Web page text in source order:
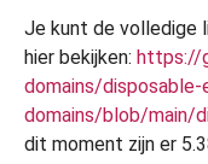
Je kunt de volledige
hier bekijken: https://
domains/disposable-
domains/blob/main/
dit moment zijn er